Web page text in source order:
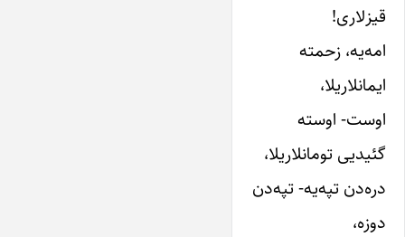
قیزلاری‌!
امه‌یه‌، زحمته‌
ایمانلاریلا،
اوست‌- اوسته‌
گئیدیی‌ تومانلاریلا،
دره‌دن‌ تپه‌یه‌- تپه‌دن‌
دوزه‌،